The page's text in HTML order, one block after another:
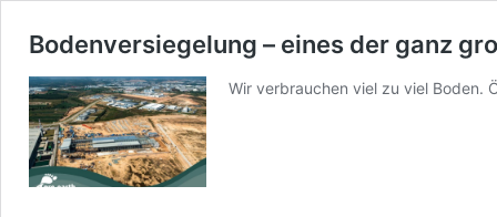
Bodenversiegelung – eines der ganz
Wir verbrauchen viel zu viel Boden.